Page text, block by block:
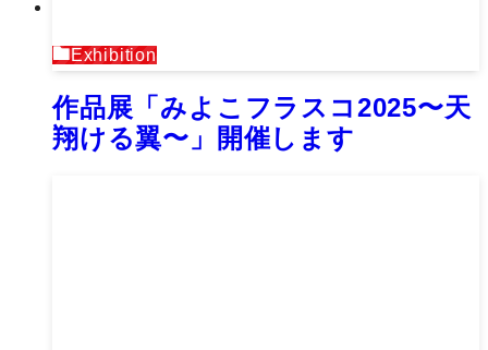
Exhibition
作品展「みよこフラスコ2025〜天
翔ける翼〜」開催します